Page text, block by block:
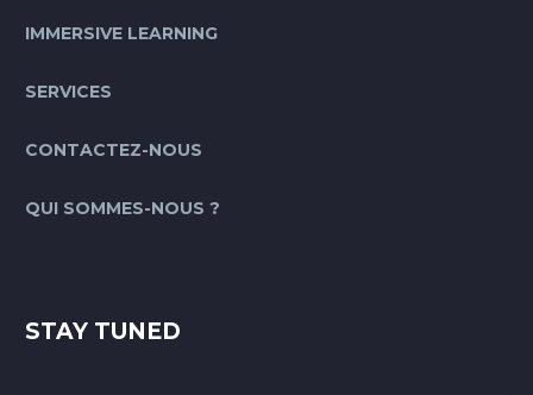
IMMERSIVE LEARNING
SERVICES
CONTACTEZ-NOUS
QUI SOMMES-NOUS ?
STAY TUNED